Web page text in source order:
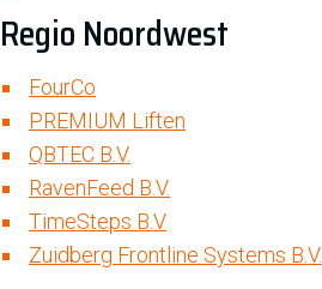
Regio Noordwest
FourCo
PREMIUM Liften
QBTEC B.V.
RavenFeed B.V.
TimeSteps B.V
Zuidberg Frontline Systems B.V.